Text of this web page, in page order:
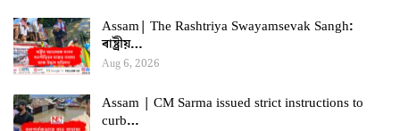
Assam| The Rashtriya Swayamsevak Sangh:
ৰাষ্ট্ৰীয়…
Aug 6, 2026
Assam | CM Sarma issued strict instructions to
curb…